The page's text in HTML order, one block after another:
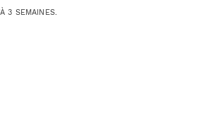
3 SEMAINES.